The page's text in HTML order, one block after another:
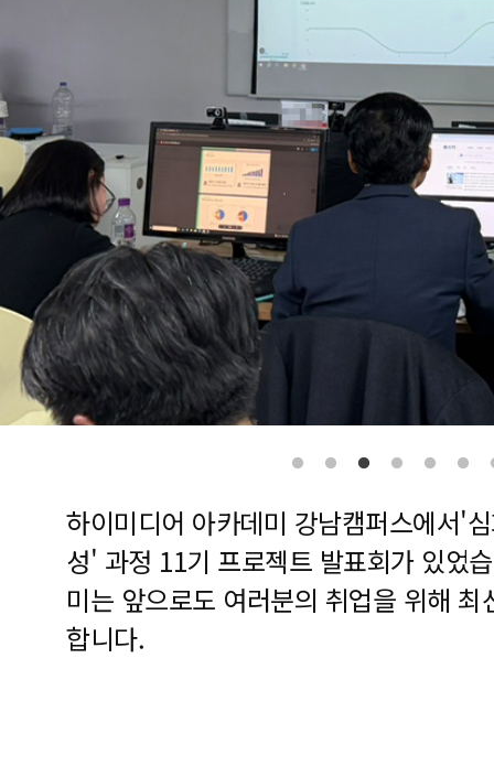
하이미디어 아카데미 강남캠퍼스에서'
성' 과정 11기 프로젝트 발표회가 있었
미는 앞으로도 여러분의 취업을 위해
합니다.